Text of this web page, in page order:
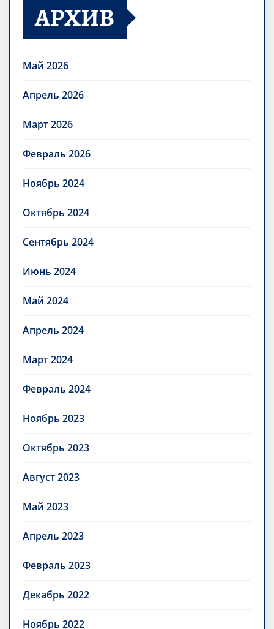
АРХИВ
Май 2026
Апрель 2026
Март 2026
Февраль 2026
Ноябрь 2024
Октябрь 2024
Сентябрь 2024
Июнь 2024
Май 2024
Апрель 2024
Март 2024
Февраль 2024
Ноябрь 2023
Октябрь 2023
Август 2023
Май 2023
Апрель 2023
Февраль 2023
Декабрь 2022
Ноябрь 2022